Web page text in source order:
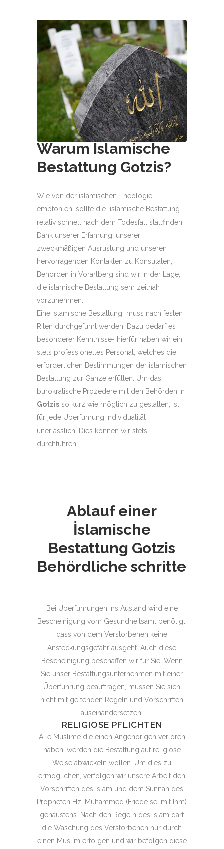
Warum Islamische
Bestattung Gotzis?
Wie von der islamischen Theologie
empfohlen, sollte die islamische Bestattung
relativ schnell nach dem Todesfall stattfinden.
Dank unserer Erfahrung, unserer
zweckmäßigen Ausrüstung und unseren
hervorragenden Kontakten zu Konsulaten,
Behörden in Vorarlberg sind wir in der Lage,
die islamische Bestattung sehr zeitnah
vorzunehmen.
Eine islamische Bestattung muss nach festen
Riten durchgeführt werden. Dazu bedarf es
besonderer Kenntnisse- hierfür haben wir ein
stets professionelles Personal, welches die
erforderlichen Bestimmungen der islamischen
Bestattung zur Gänze erfüllen. Um das
bürokratische Prozedere mit den Behörden in
Gotzis so kurz wie möglich zu gestalten, ist
für jede Überführung Individualität
unerlässlich. Dies können wir stets
durchführen.
Ablauf einer
İslamische
Bestattung Gotzis
Behördliche schritte
Bei Überführungen ins Ausland wird eine
Bescheinigung vom Gesundheitsamt benötigt,
dass von dem Verstorbenen keine
Ansteckungsgefahr ausgeht. Auch diese
Bescheinigung beschaffen wir für Sie. Wenn
Sie unser Bestattungsunternehmen mit einer
Überführung beauftragen, müssen Sie sich
nicht mit geltenden Regeln und Vorschriften
auseinandersetzen.
RELIGIOSE PFLICHTEN
Alle Muslime die einen Angehörigen verloren
haben, werden die Bestattung auf religiöse
Weise abwickeln wollen. Um dies zu
ermöglichen, verfolgen wir unsere Arbeit den
Vorschriften des Islam und dem Sunnah des
Propheten Hz. Muhammed (Friede sei mit Ihm)
genaustens. Nach den Regeln des Islam darf
die Waschung des Verstorbenen nur durch
einen Muslim erfolgen und wir befolgen diese